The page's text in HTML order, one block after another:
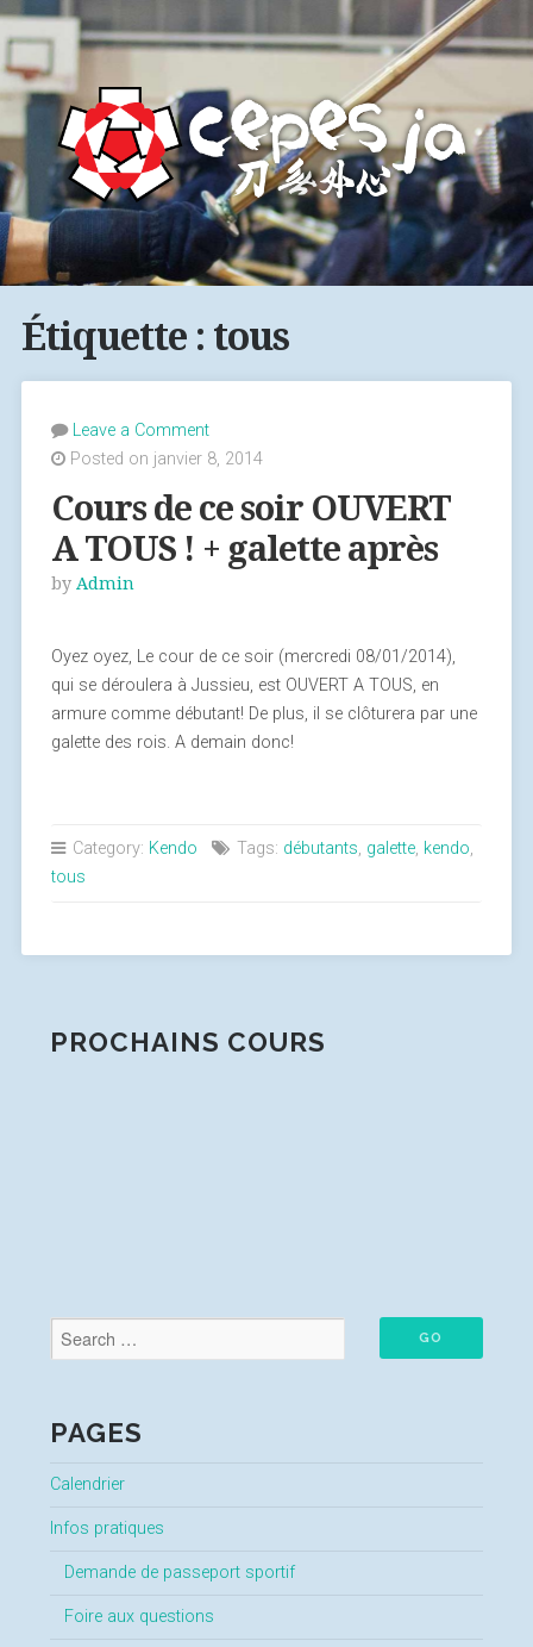
Étiquette : tous
Leave a Comment
Posted on janvier 8, 2014
Cours de ce soir OUVERT
A TOUS ! + galette après
by Admin
Oyez oyez, Le cour de ce soir (mercredi 08/01/2014),
qui se déroulera à Jussieu, est OUVERT A TOUS, en
armure comme débutant! De plus, il se clôturera par une
galette des rois. A demain donc!
Category: Kendo Tags: débutants, galette, kendo,
tous
PROCHAINS COURS
PAGES
Calendrier
Infos pratiques
Demande de passeport sportif
Foire aux questions